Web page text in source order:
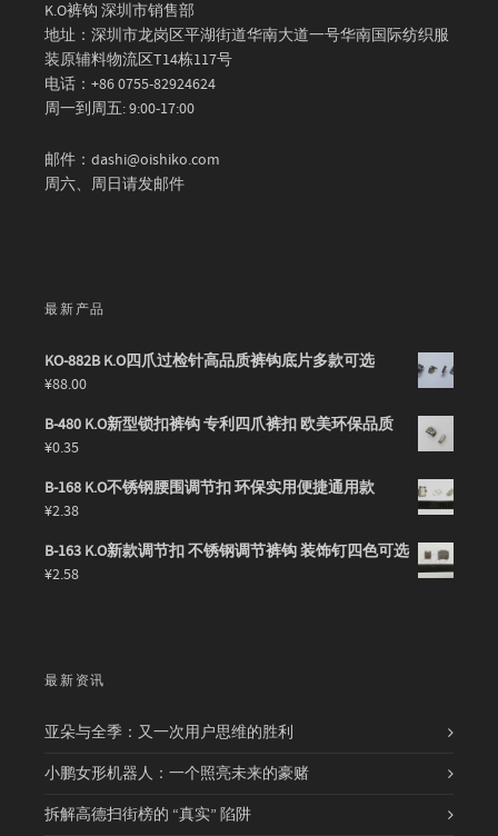
K.O裤钩 深圳市销售部
地址：深圳市龙岗区平湖街道华南大道一号华南国际纺织服
装原辅料物流区T14栋117号
电话：+86 0755-82924624
周一到周五: 9:00-17:00
邮件：dashi@oishiko.com
周六、周日请发邮件
最新产品
KO-882B K.O四爪过检针高品质裤钩底片多款可选
¥88.00
B-480 K.O新型锁扣裤钩 专利四爪裤扣 欧美环保品质
¥0.35
B-168 K.O不锈钢腰围调节扣 环保实用便捷通用款
¥2.38
B-163 K.O新款调节扣 不锈钢调节裤钩 装饰钉四色可选
¥2.58
最新资讯
亚朵与全季：又一次用户思维的胜利
小鹏女形机器人：一个照亮未来的豪赌
拆解高德扫街榜的 “真实” 陷阱